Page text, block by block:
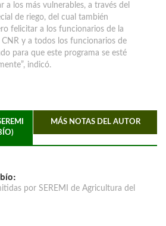
a los más vulnerables, a través del
de riego, del cual también
felicitar a los funcionarios de la
y a todos los funcionarios de
para que este programa se esté
indicó.
MÁS NOTAS DEL AUTOR
por SEREMI de Agricultura del